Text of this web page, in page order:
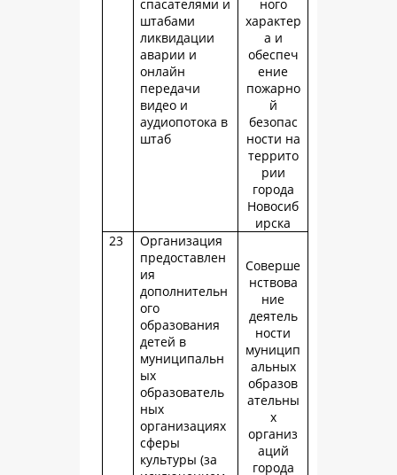
спасателями и
штабами
ликвидации
аварии и
онлайн
передачи
видео и
аудиопотока в
штаб
ного
характер
а и
обеспеч
ение
пожарно
й
безопас
ности на
террито
рии
города
Новосиб
ирска
23
Организация
предоставлен
ия
дополнительн
ого
образования
детей в
муниципальн
ых
образователь
ных
организациях
сферы
культуры (за
Соверше
нствова
ние
деятель
ности
муницип
альных
образов
ательны
х
организ
аций
города